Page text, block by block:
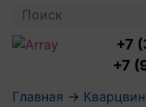
+7
+7
Главная →